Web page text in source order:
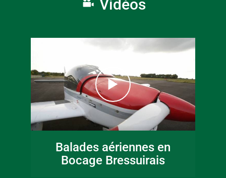
Vidéos
Balades aériennes en
Bocage Bressuirais